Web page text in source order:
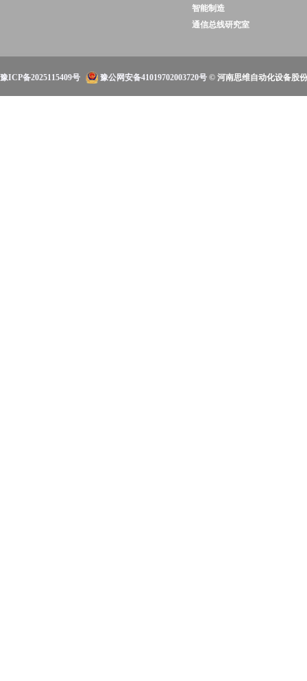
智能制造
通信总线研究室
豫ICP备2025115409号 豫公网安备41019702003720号 © 河南思维自动化设备股